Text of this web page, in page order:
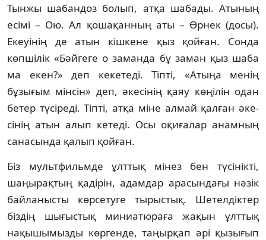
Тынжы шабандоз болып, атқа шабады. Атының
есімі – Ою. Ал қошақанның аты – Өрнек (до­сы).
Екеуінің де атын кішкене қыз қой­ған. Сонда
көпшілік «Бәйгеге о заман­да бұ заман қыз шаба
ма екен?» деп кеке­те­ді. Тіпті, «Атыңа менің
бұзығым мінсін» деп, әкесінің қаяу көңілін одан
бетер тү­сіреді. Тіпті, атқа міне алмай қалған әке­
сінің атын алып кетеді. Осы оқиғалар анам­ның
санасында қалып қойған.
Біз мультфильмде ұлттық мінез бен тү­сінікті,
шаңырақтың қадірін, адамдар арасындағы нәзік
байланысты көрсетуге тырыстық. Шетелдіктер
біздің шығыстық миниатюраға жақын ұлттық
нақышы­мыз­ды көргенде, таңырқап әрі қызығып